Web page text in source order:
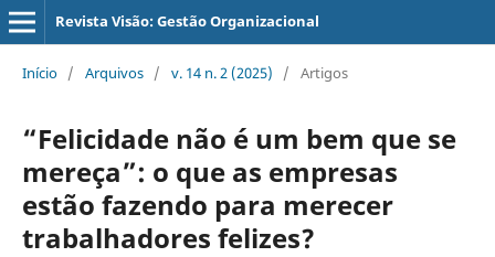
Revista Visão: Gestão Organizacional
Início / Arquivos / v. 14 n. 2 (2025) / Artigos
“Felicidade não é um bem que se
mereça”: o que as empresas
estão fazendo para merecer
trabalhadores felizes?